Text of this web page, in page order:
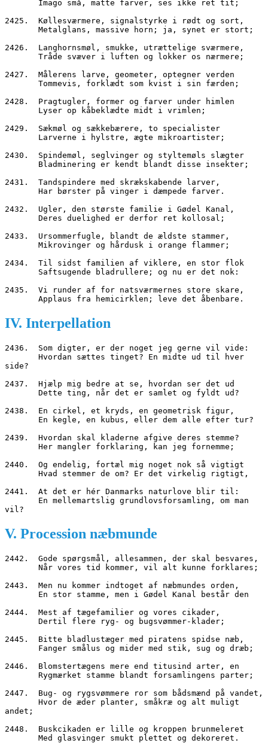
       Imago små, matte farver, ses ikke ret tit;
2425.  Køllesværmere, signalstyrke i rødt og sort,
       Metalglans, massive horn; ja, synet er stort;
2426.  Langhornsmøl, smukke, utrættelige sværmere,
       Tråde svæver i luften og lokker os nærmere;
2427.  Målerens larve, geometer, optegner verden
       Tommevis, forklædt som kvist i sin færden;
2428.  Pragtugler, former og farver under himlen
       Lyser op kåbeklædte midt i vrimlen;
2429.  Sækmøl og sækkebærere, to specialister
       Larverne i hylstre, ægte mikroartister;
2430.  Spindemøl, seglvinger og styltemøls slægter
       Bladminering er kendt blandt disse insekter;
2431.  Tandspindere med skrækskabende larver,
       Har børster på vinger i dæmpede farver.
2432.  Ugler, den største familie i Gødel Kanal,
       Deres duelighed er derfor ret kollosal;
2433.  Ursommerfugle, blandt de ældste stammer,
       Mikrovinger og hårdusk i orange flammer;
2434.  Til sidst familien af viklere, en stor flok
       Saftsugende bladrullere; og nu er det nok:
2435.  Vi runder af for natsværmernes store skare,
       Applaus fra hemicirklen; leve det åbenbare.
IV. Interpellation
2436.  Som digter, er der noget jeg gerne vil vide:
side?
2437.  Hjælp mig bedre at se, hvordan ser det ud
       Dette ting, når det er samlet og fyldt ud?
2438.  En cirkel, et kryds, en geometrisk figur,
       En kegle, en kubus, eller dem alle efter tur?
2439.  Hvordan skal kladerne afgive deres stemme?
       Her mangler forklaring, kan jeg fornemme;
2440.  Og endelig, fortæl mig noget nok så vigtigt
       Hvad stemmer de om? Er det virkelig rigtigt,
2441.  At det er hér Danmarks naturlove blir til:
vil?
V. Procession næbmunde
2442.  Gode spørgsmål, allesammen, der skal besvares,
       Når vores tid kommer, vil alt kunne forklares;
2443.  Men nu kommer indtoget af næbmundes orden,
       En stor stamme, men i Gødel Kanal består den
2444.  Mest af tægefamilier og vores cikader,
       Dertil flere ryg- og bugsvømmer-klader;
2445.  Bitte bladlustæger med piratens spidse næb,
       Fanger smålus og mider med stik, sug og dræb;
2446.  Blomstertægens mere end titusind arter, en
       Rygmærket stamme blandt forsamlingens parter;
2447.  Bug- og rygsvømmere ror som bådsmænd på vandet,
andet;
2448.  Buskcikaden er lille og kroppen brunmeleret
       Med glasvinger smukt plettet og dekoreret.